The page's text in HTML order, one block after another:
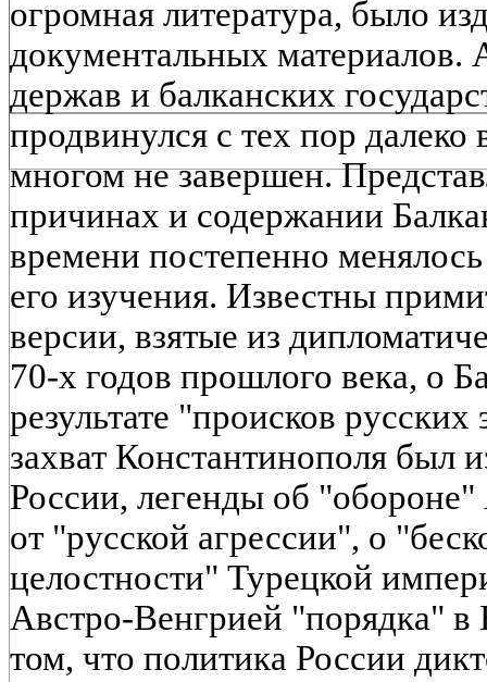
огромная литература, было
документальных материалов.
держав и балканских
продвинулся с тех пор далеко
многом не завершен.
причинах и содержании
времени постепенно
его изучения. Известны
версии, взятые из
70-х годов прошлого века, о
результате "происков
захват Константинополя был
России, легенды об
от "русской агрессии", о
целостности" Турецкой
Австро-Венгрией "порядка" в
том, что политика России